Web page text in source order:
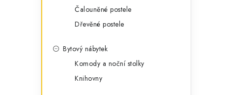
Čalouněné postele
Dřevěné postele
Bytový nábytek
Komody a noční stolky
Knihovny